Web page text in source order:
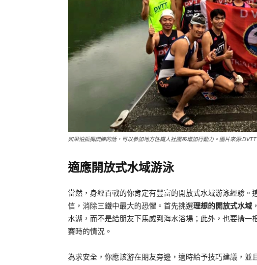
如果怕孤獨訓練的話，可以參加地方性鐵人社團來增加行動力。圖片來源
適應開放式水域游泳
當然，身經百戰的你肯定有豐富的開放式水域游泳經驗。
信，消除三鐵中最大的恐懼。首先挑選理想的開放式水域
水湖，而不是給朋友下馬威到海水浴場；此外，也要揹
賽時的情況。
為求安全，你應該游在朋友旁邊，適時給予技巧建議，並